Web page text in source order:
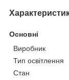
Основні
Виробник
Тип освітлення
Стан